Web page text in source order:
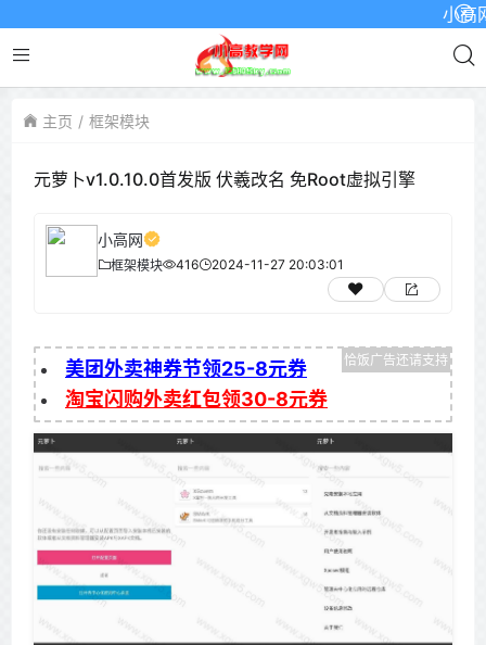
小高网
主页 框架模块
元萝卜v1.0.10.0首发版 伏羲改名 免Root虚拟引擎
小高网
框架模块 416 2024-11-27 20:03:01
美团外卖神券节领25-8元券
淘宝闪购外卖红包领30-8元券